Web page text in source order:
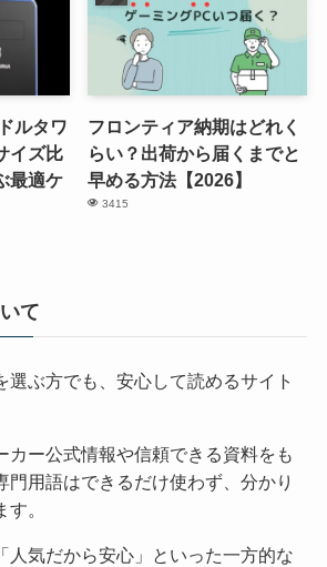
ルタワ
イズ比
最適ケ
フロンティア納期はどれく
らい？出荷から届くまでと
早める方法【2026】
3415
て
選ぶ方でも、安心して読めるサイト
カー公式情報や信頼できる資料をも
門用語はできるだけ使わず、分かり
。
人気だから安心」といった一方的な